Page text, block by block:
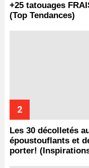
+25 tatouages
(Top Tendances)
Les 30 décolletés
époustouflants et
porter!